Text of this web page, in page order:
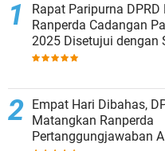
Rapat Paripurna DPRD
Ranperda Cadangan
2025 Disetujui dengan
Catatan
Empat Hari Dibahas,
Matangkan Ranperda
Pertanggungjawaban